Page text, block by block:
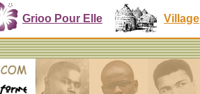
Grioo Pour Elle Village